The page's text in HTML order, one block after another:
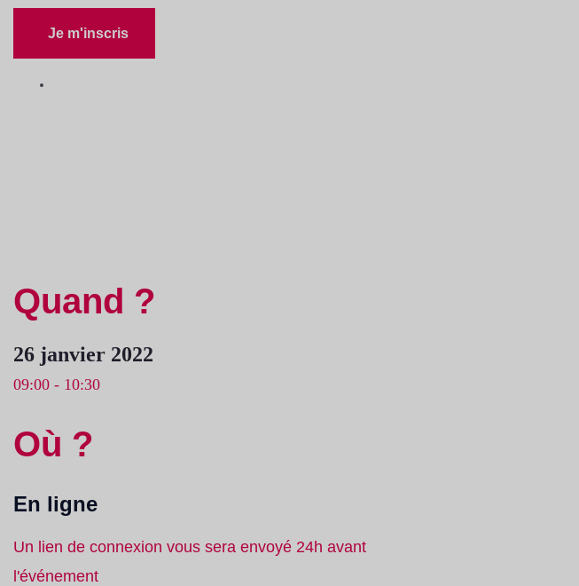
Je m'inscris
Quand ?
26 janvier 2022
09:00 - 10:30
Où ?
En ligne
Un lien de connexion vous sera envoyé 24h avant
l'événement